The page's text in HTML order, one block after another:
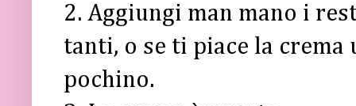
2. Aggiungi man mano i
tanti, o se ti piace la crema
pochino.